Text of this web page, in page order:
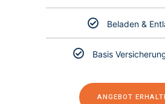
Beladen &
Basis
ANGEBOT